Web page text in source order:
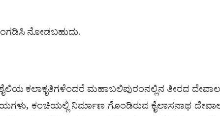
ನೋಡಬಹುದು.
ಕಲಾಕೃತಿಗಳೆಂದರೆ ಮಹಾಬಲಿಪುರಂನಲ್ಲಿನ ತೀರದ
ಕಂಚಿಯಲ್ಲಿ ನಿರ್ಮಾಣ ಗೊಂಡಿರುವ ಕೈಲಾಸನಾಥ